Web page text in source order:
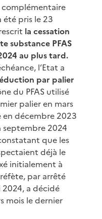
pris le 23
la cessation
substance PFAS
au plus tard.
l’Etat a
par palier
du PFAS utilisé
palier en mars
en décembre 2023
septembre 2024
que les
déjà le
initialement à
par arrêté
a décidé
mois le dernier